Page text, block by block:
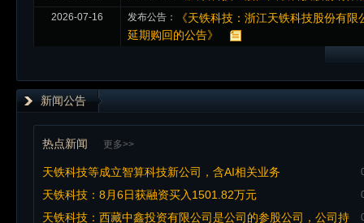
2026-07-16 发布公告：
《天铁科技：浙江天铁科技股份有
延期购回的公告》
新闻公告
热点新闻 更多>>
天铁科技等成立智算科技新公司，含AI相关业务
天铁科技：8月6日获融资买入1501.82万元
天铁科技：西藏中鑫投资有限公司是公司的参股公司，公司持